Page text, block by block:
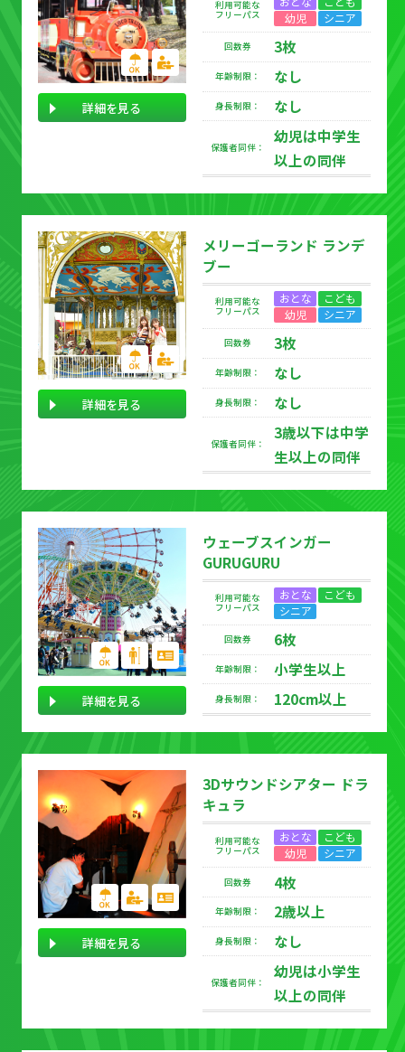
利用可能な
フリーパス
幼児
シニア
回数券 3枚
年齢制限： なし
身長制限： なし
保護者同伴：
幼児は中学生
以上の同伴
詳細を見る
メリーゴーランド ランデ
ブー
利用可能な
フリーパス
おとな
こども
幼児
シニア
回数券 3枚
年齢制限： なし
身長制限： なし
保護者同伴：
3歳以下は中学
生以上の同伴
詳細を見る
ウェーブスインガー
GURUGURU
利用可能な
フリーパス
おとな
こども
シニア
回数券 6枚
年齢制限： 小学生以上
身長制限： 120cm以上
詳細を見る
3Dサウンドシアター ドラ
キュラ
利用可能な
フリーパス
おとな
こども
幼児
シニア
回数券 4枚
年齢制限： 2歳以上
身長制限： なし
保護者同伴：
幼児は小学生
以上の同伴
詳細を見る